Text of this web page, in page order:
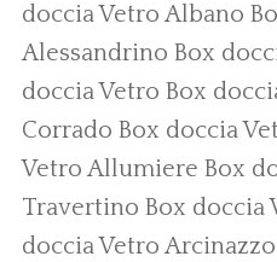
doccia Vetro Albano
Alessandrino Box
doccia Vetro Box
Corrado Box doccia
Vetro Allumiere Box
Travertino Box doccia
doccia Vetro